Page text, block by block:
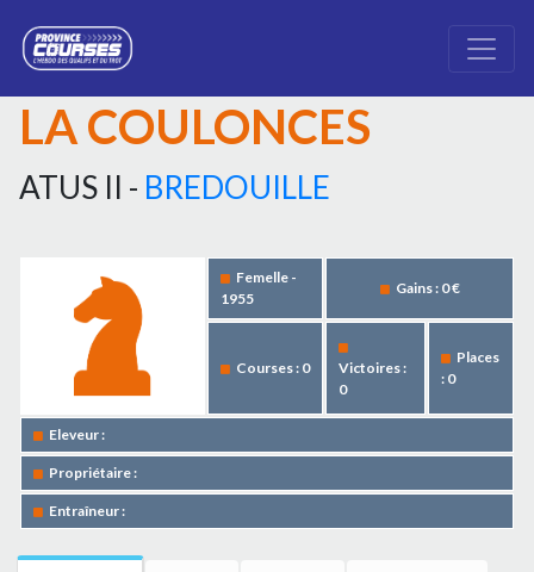
LA COULONCES
ATUS II - BREDOUILLE
Femelle -
1955
Gains : 0 €
Courses : 0
Victoires :
0
Places
: 0
Eleveur :
Propriétaire :
Entraîneur :